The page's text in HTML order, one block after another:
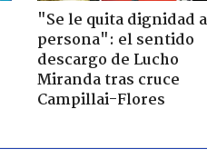
"Se le quita dignidad
persona": el sentido
descargo de Lucho
Miranda tras cruce
Campillai-Flores